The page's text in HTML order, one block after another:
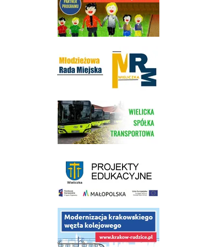
link do strony Wielickiej Spółki Transportowej
link do opisu projektu budowy linii kolejowej Krakow Rudzice